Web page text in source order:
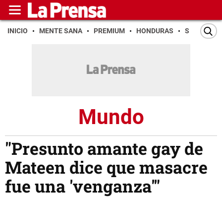
INICIO MENTE SANA PREMIUM HONDURAS SAN PEDRO
Mundo
"Presunto amante gay de
Mateen dice que masacre
fue una 'venganza'"